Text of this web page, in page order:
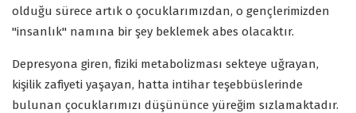
olduğu sürece artık o çocuklarımızdan, o gençlerimizden
"insanlık" namına bir şey beklemek abes olacaktır.
Depresyona giren, fiziki metabolizması sekteye uğrayan,
kişilik zafiyeti yaşayan, hatta intihar teşebbüslerinde
bulunan çocuklarımızı düşününce yüreğim sızlamaktadır.